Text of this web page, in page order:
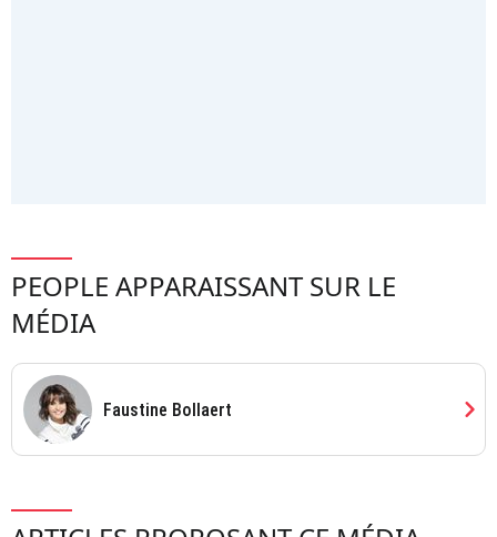
PEOPLE APPARAISSANT SUR LE
MÉDIA
Faustine Bollaert chevron_right